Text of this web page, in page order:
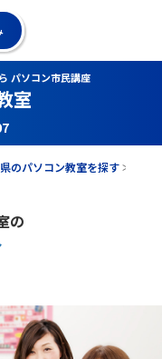
パソコン市民講座
室
のパソコン教室を探す
の